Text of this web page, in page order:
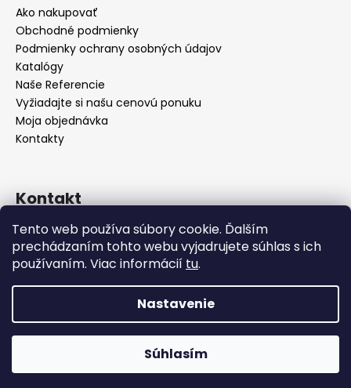
Tento web používa súbory cookie. Ďalším
prechádzaním tohto webu vyjadrujete súhlas s ich
používaním. Viac informácií tu.
Nastavenie
Súhlasím
Zariaďujete hotel, reštauráciu alebo kaviareň? Pri väčšom
odbere vám radi pripravíme cenovú ponuku na mieru –
Ako nakupovať
Obchodné podmienky
Podmienky ochrany osobných údajov
Katalógy
Naše Referencie
Vyžiadajte si našu cenovú ponuku
Moja objednávka
Kontakty
Kontakt
info@seevey.sk
+421 907 167 346
+421 911 387 731
SEEVEY s.r.o.. Všetky práva vyhradené.